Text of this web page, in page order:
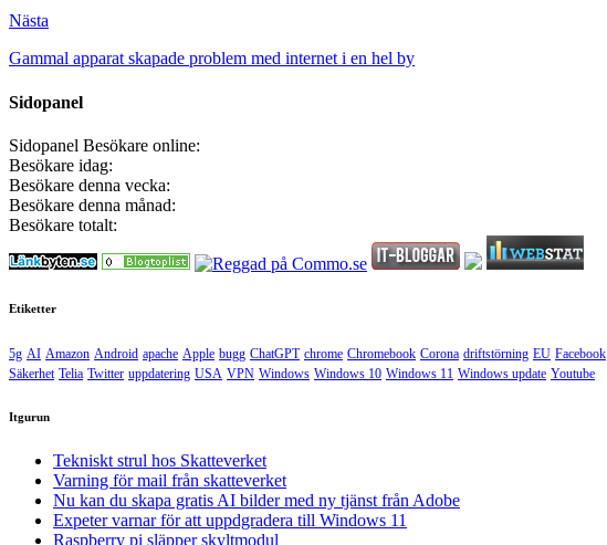
Nästa
Gammal apparat skapade problem med internet i en hel by
Sidopanel
Sidopanel Besökare online:
Besökare idag:
Besökare denna vecka:
Besökare denna månad:
Besökare totalt:
Etiketter
5g AI Amazon Android apache Apple bugg ChatGPT chrome Chromebook Corona driftstörning EU Facebook
Säkerhet Telia Twitter uppdatering USA VPN Windows Windows 10 Windows 11 Windows update Youtube
Itgurun
Tekniskt strul hos Skatteverket
Varning för mail från skatteverket
Nu kan du skapa gratis AI bilder med ny tjänst från Adobe
Expeter varnar för att uppdgradera till Windows 11
Raspberry pi släpper skyltmodul